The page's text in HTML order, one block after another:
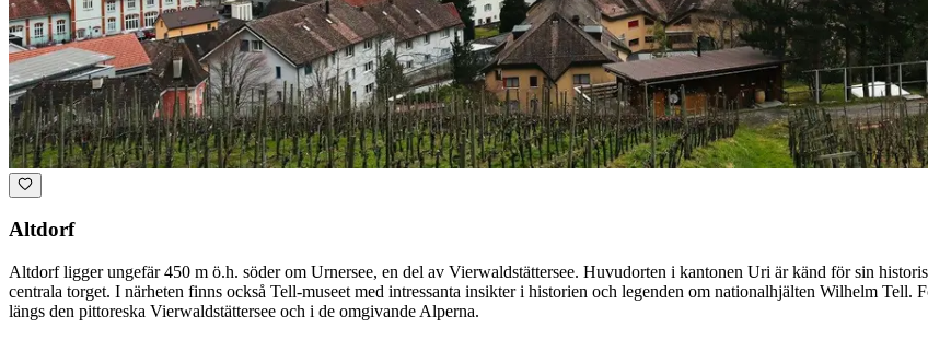
Altdorf
Altdorf ligger ungefär 450 m ö.h. söder om Urnersee, en del av Vierwaldstättersee. Huvudorten i kantonen Uri är känd för sin
centrala torget. I närheten finns också Tell-museet med intressanta insikter i historien och legenden om nationalhjälten Wilhelm
längs den pittoreska Vierwaldstättersee och i de omgivande Alperna.